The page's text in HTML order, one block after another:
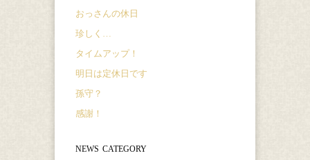
おっさんの休日
珍しく…
タイムアップ！
明日は定休日です
孫守？
感謝！
NEWS CATEGORY